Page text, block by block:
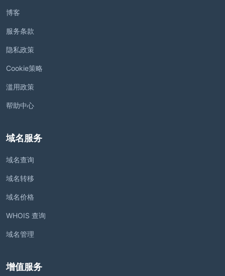
博客
服务条款
隐私政策
Cookie策略
滥用政策
帮助中心
域名服务
域名查询
域名转移
域名价格
WHOIS 查询
域名管理
增值服务